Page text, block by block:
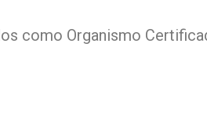
como Organismo